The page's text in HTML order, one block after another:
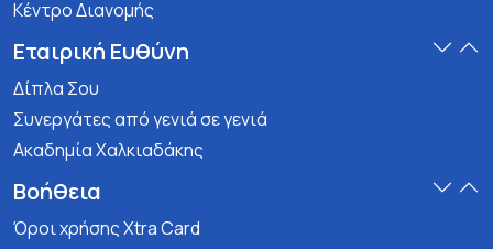
Κέντρο Διανομής
Εταιρική Ευθύνη
Δίπλα Σου
Συνεργάτες από γενιά σε γενιά
Ακαδημία Χαλκιαδάκης
Βοήθεια
Όροι χρήσης Xtra Card